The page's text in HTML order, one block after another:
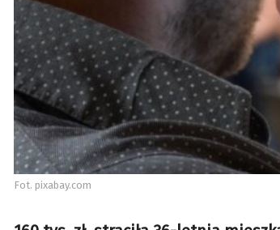
Fot. pixabay.com